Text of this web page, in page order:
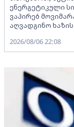
ენერგეტიკული
ვაპირებ
აღვადგინო
2026/08/06 22:08